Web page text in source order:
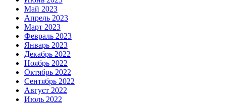
Май 2023
Апрель 2023
Март 2023
Февраль 2023
Январь 2023
Декабрь 2022
Ноябрь 2022
Октябрь 2022
Сентябрь 2022
Август 2022
Июль 2022